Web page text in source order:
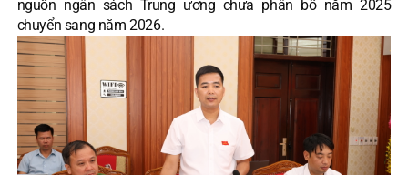
nguồn ngân sách Trung ương chưa phân bổ năm 2025
chuyển sang năm 2026.